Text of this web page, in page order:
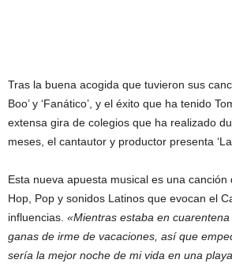
Tras la buena acogida que tuvieron sus
Boo’ y ‘Fanático’, y el éxito que ha tenido
extensa gira de colegios que ha realizado
meses, el cantautor y productor presenta
Esta nueva apuesta musical es una canción
Hop, Pop y sonidos Latinos que evocan el
influencias. «Mientras estaba en
ganas de irme de vacaciones, así que
sería la mejor noche de mi vida en una